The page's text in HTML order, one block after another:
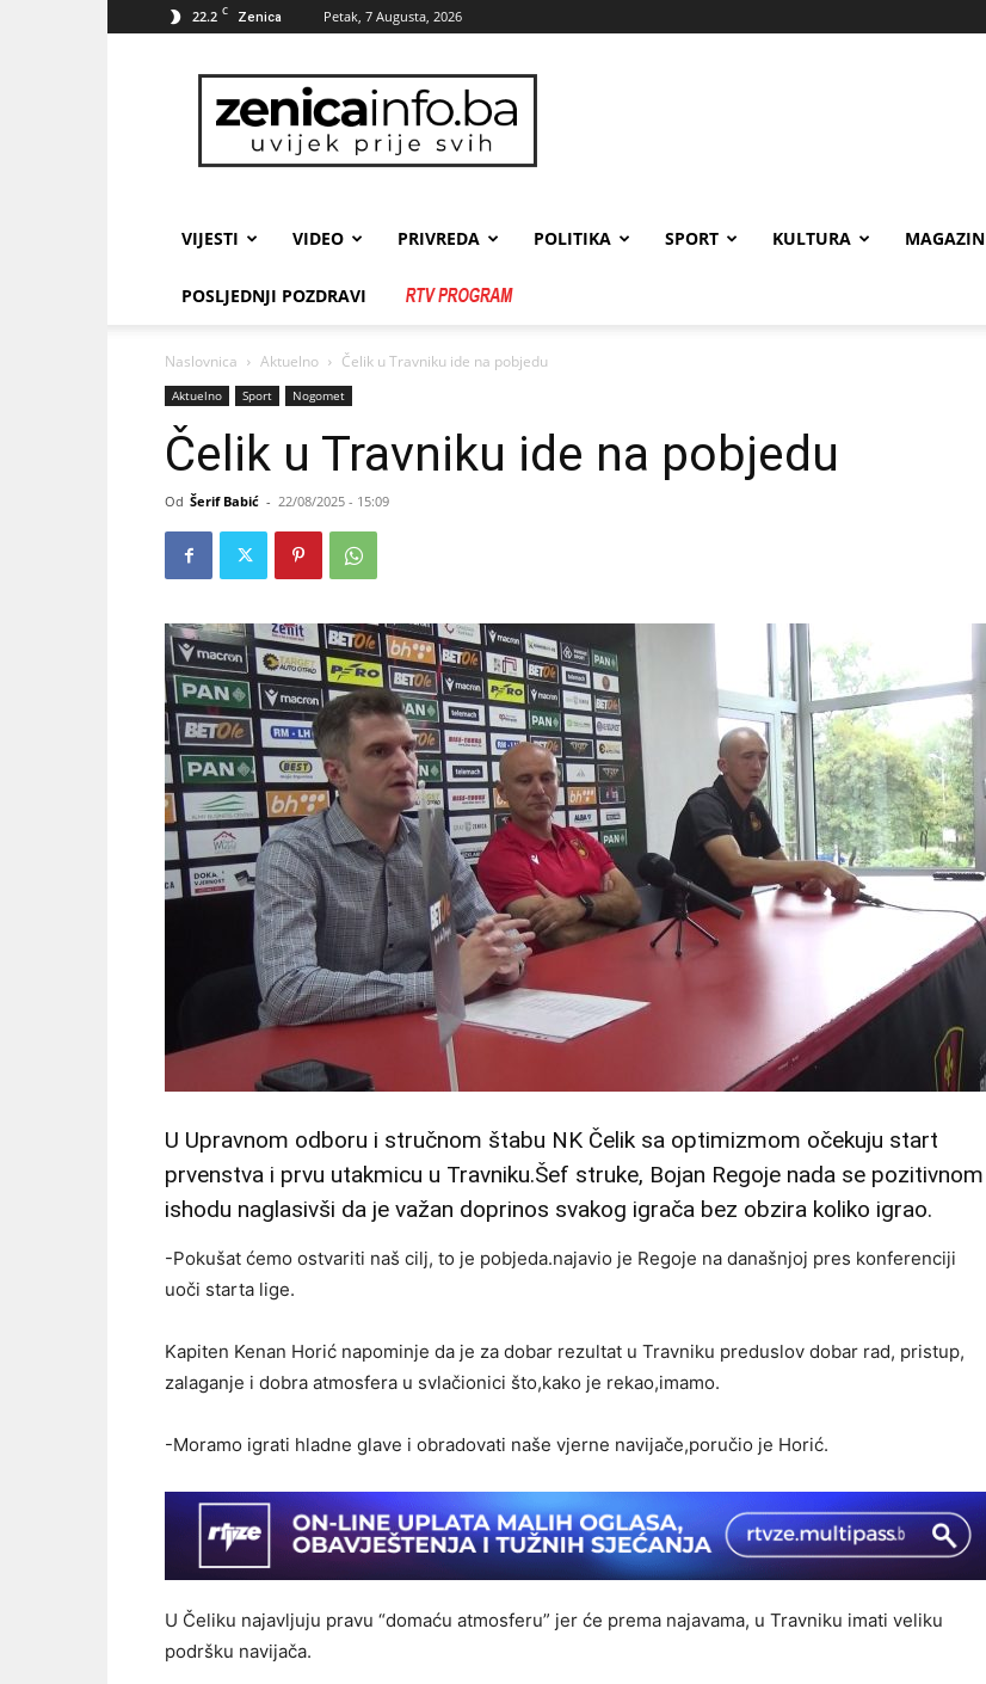
22.2 C Zenica Petak, 7 Augusta, 2026
zenicainfo.ba
VIJESTI VIDEO PRIVREDA POLITIKA SPORT KULTURA MAGAZIN
POSLJEDNJI POZDRAVI
Naslovnica Aktuelno Čelik u Travniku ide na pobjedu
Aktuelno Sport Nogomet
Čelik u Travniku ide na pobjedu
Od Šerif Babić - 22/08/2025 - 15:09
U Upravnom odboru i stručnom štabu NK Čelik sa optimizmom očekuju start
prvenstva i prvu utakmicu u Travniku.Šef struke, Bojan Regoje nada se pozitivnom
ishodu naglasivši da je važan doprinos svakog igrača bez obzira koliko igrao.
-Pokušat ćemo ostvariti naš cilj, to je pobjeda.najavio je Regoje na današnjoj pres konferenciji
uoči starta lige.
Kapiten Kenan Horić napominje da je za dobar rezultat u Travniku preduslov dobar rad, pristup,
zalaganje i dobra atmosfera u svlačionici što,kako je rekao,imamo.
-Moramo igrati hladne glave i obradovati naše vjerne navijače,poručio je Horić.
U Čeliku najavljuju pravu “domaću atmosferu” jer će prema najavama, u Travniku imati veliku
podršku navijača.